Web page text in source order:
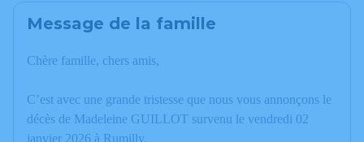
Message de la famille
Chère famille, chers amis,
C’est avec une grande tristesse que nous vous annonçons le
décès de Madeleine GUILLOT survenu le vendredi 02
janvier 2026 à Rumilly.